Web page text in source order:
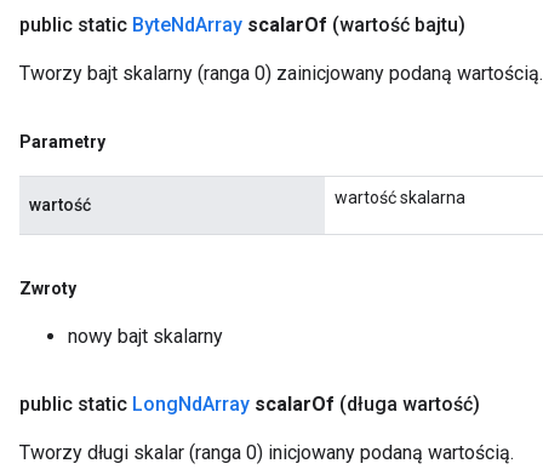
public static ByteNdArray scalarOf (wartość bajtu)
Tworzy bajt skalarny (ranga 0) zainicjowany podaną wartością.
Parametry
wartość wartość skalarna
Zwroty
nowy bajt skalarny
public static LongNdArray scalarOf (długa wartość)
Tworzy długi skalar (ranga 0) inicjowany podaną wartością.